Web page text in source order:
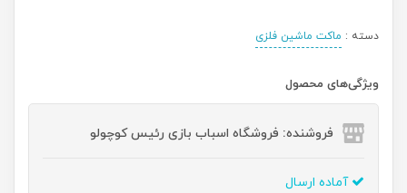
دسته : ماکت ماشین فلزی
ویژگی‌های محصول
فروشنده: فروشگاه اسباب بازی رئیس کوچولو
آماده ارسال